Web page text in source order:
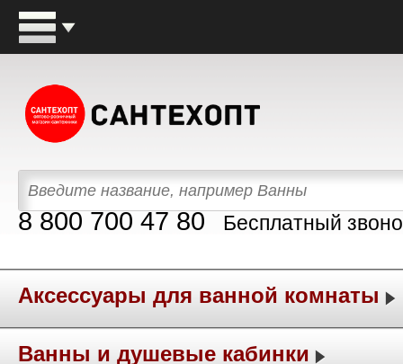
8 800 700 47 80 Бесплатный
Аксессуары для ванной комнаты
Ванны и душевые кабинки